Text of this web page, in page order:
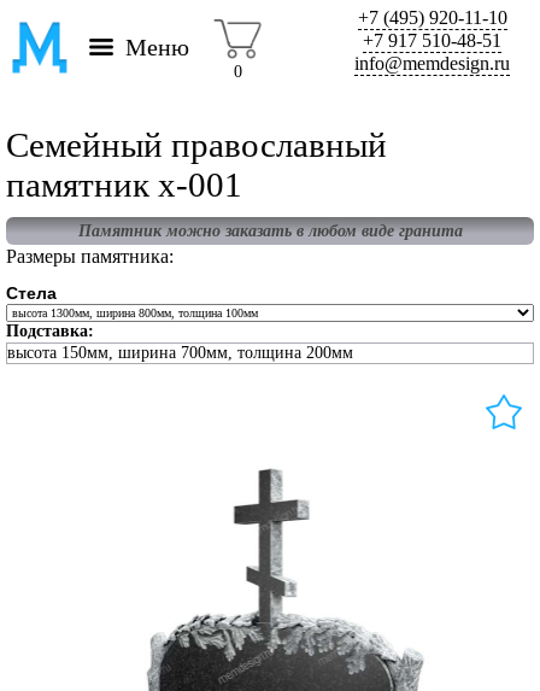
Меню
0
+7 (495) 920-11-10
+7 917 510-48-51
info@memdesign.ru
Семейный православный
памятник x-001
Памятник можно заказать в любом виде гранита
Размеры памятника:
Стела
Подставка:
высота 150мм, ширина 700мм, толщина 200мм